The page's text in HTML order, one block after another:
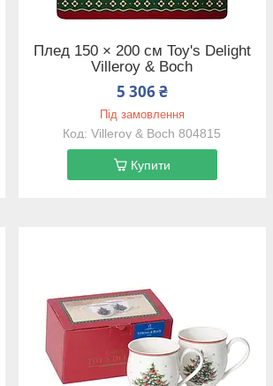
Плед 150 × 200 см Toy's Delight
Villeroy & Boch
5 306 ₴
Під замовлення
Villeroy & Boch 804815
Купити